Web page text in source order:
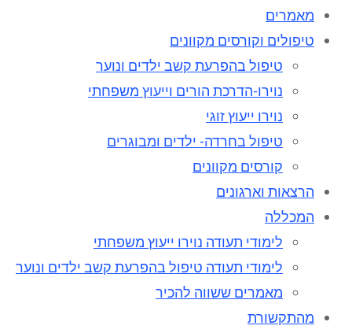
מאמרים
טיפולים וקורסים מקוונים
טיפול בהפרעת קשב ילדים ונוער
נוירו-הדרכת הורים וייעוץ משפחתי
נוירו ייעוץ זוגי
טיפול בחרדה- ילדים ומבוגרים
קורסים מקוונים
הרצאות וארגונים
המכללה
לימודי תעודה נוירו ייעוץ משפחתי
לימודי תעודה טיפול בהפרעת קשב ילדים ונוער
מאמרים ששווה להכיר
מהתקשורת